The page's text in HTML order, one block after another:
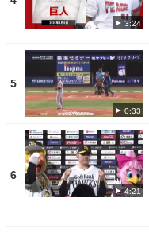
3:24
5
0:33
6
4:21